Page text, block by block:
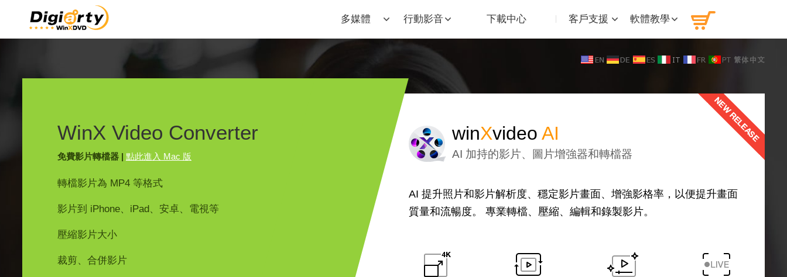
多媒體 行動影音 下載中心 軟體教學
客戶支援
WinX Video Converter
免費影片轉檔器 | 點此進入 Mac 版
轉檔影片為 MP4 等格式
影片到 iPhone、iPad、安卓、電視等
壓縮影片大小
裁剪、合併影片
winXvideo AI
AI 加持的影片、圖片增強器和轉檔器
AI 提升照片和影片解析度、穩定影片畫面、增強影格率，以便提升畫面
質量和流暢度。 專業轉檔、壓縮、編輯和錄製影片。